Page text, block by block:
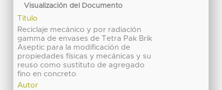
Visualización del Documento
Título
Reciclaje mecánico y por radiación
gamma de envases de Tetra Pak Brik
Aseptic para la modificación de
propiedades físicas y mecánicas y su
reuso como sustituto de agregado
fino en concreto
Autor